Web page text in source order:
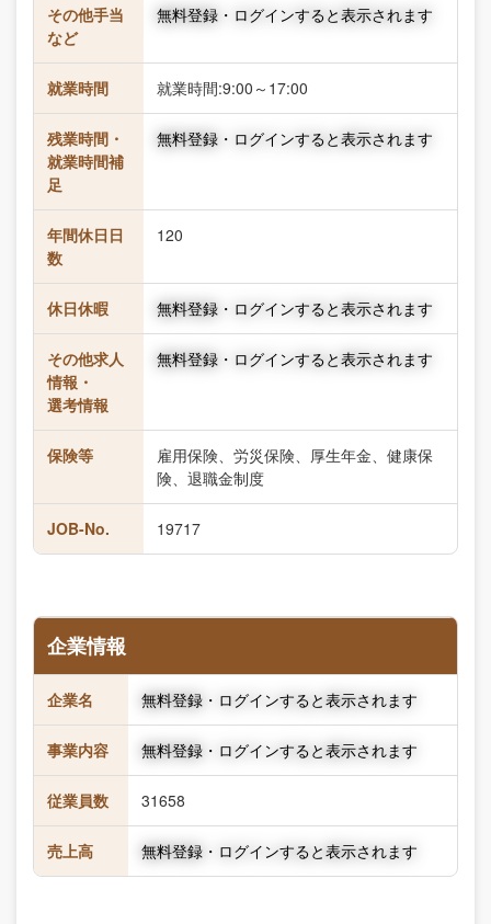
その他手当
など
無料登録・ログインすると表示されます
就業時間 就業時間:9:00～17:00
残業時間・
就業時間補
足
無料登録・ログインすると表示されます
年間休日日
数
120
休日休暇 無料登録・ログインすると表示されます
その他求人
情報・
選考情報
無料登録・ログインすると表示されます
保険等
雇用保険、労災保険、厚生年金、健康保
険、退職金制度
JOB-No. 19717
企業情報
企業名 無料登録・ログインすると表示されます
事業内容 無料登録・ログインすると表示されます
従業員数 31658
売上高 無料登録・ログインすると表示されます